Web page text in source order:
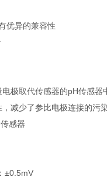
优异的兼容性
极取代传感器的pH传感
减少了参比电极连接的污
感器
±0.5mV